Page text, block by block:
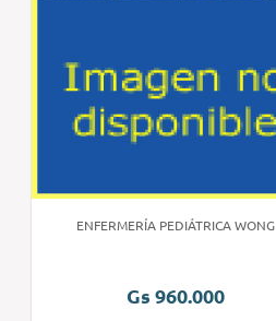
ENFERMERÍA PEDIÁTRICA WONG
Gs 960.000